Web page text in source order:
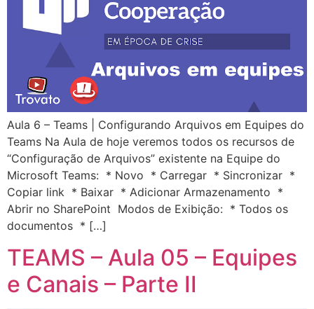
Aula 6 – Teams | Configurando Arquivos em Equipes do
Teams Na Aula de hoje veremos todos os recursos de
“Configuração de Arquivos” existente na Equipe do
Microsoft Teams: * Novo * Carregar * Sincronizar *
Copiar link * Baixar * Adicionar Armazenamento *
Abrir no SharePoint Modos de Exibição: * Todos os
documentos * […]
TEAMS – Aula 05 – Equipes
e Canais – Parte II